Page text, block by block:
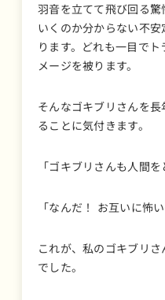
羽音を立てて飛び回る
いくのか分からない不
ります。どれも一目で
メージを被ります。
そんなゴキブリさんを
ることに気付きます。
「ゴキブリさんも人間
「なんだ！ お互いに怖い
これが、私のゴキブリ
でした。